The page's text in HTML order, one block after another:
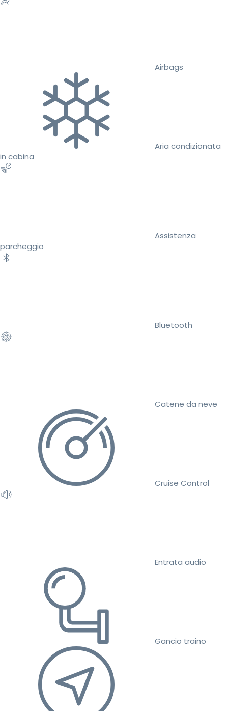
Airbags
Aria condizionata
in cabina
Assistenza
parcheggio
Bluetooth
Catene da neve
Cruise Control
Entrata audio
Gancio traino